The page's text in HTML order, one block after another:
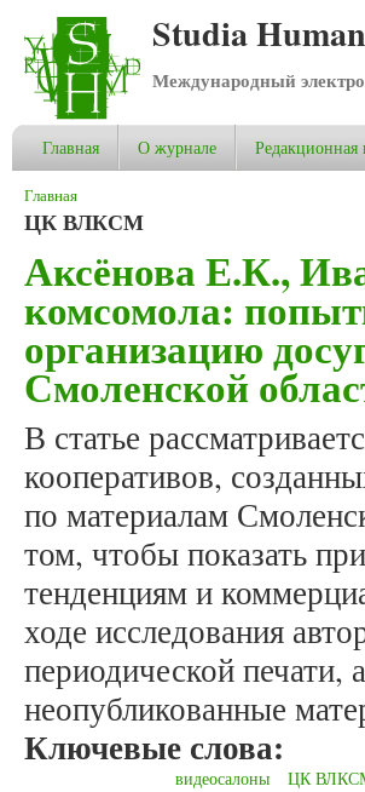
Studia
Международный
Главная О журнале Редакционная
Вы здесь
Главная
ЦК ВЛКСМ
Аксёнова Е.К.,
комсомола:
организацию
Смоленской
В статье
кооперативов,
по материалам
том, чтобы показать
тенденциям и
ходе исследования
периодической печати,
неопубликованные
Ключевые слова:
видеосалоны ЦК